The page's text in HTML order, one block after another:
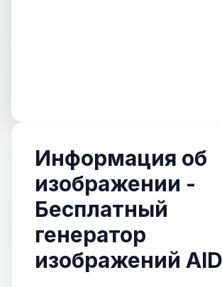
Информация об
изображении -
Бесплатный
генератор
изображений